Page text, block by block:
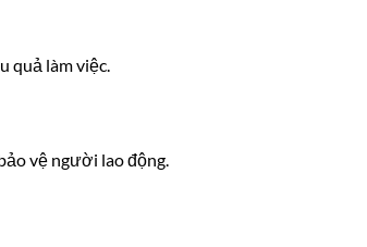
quả làm việc.
vệ người lao động.